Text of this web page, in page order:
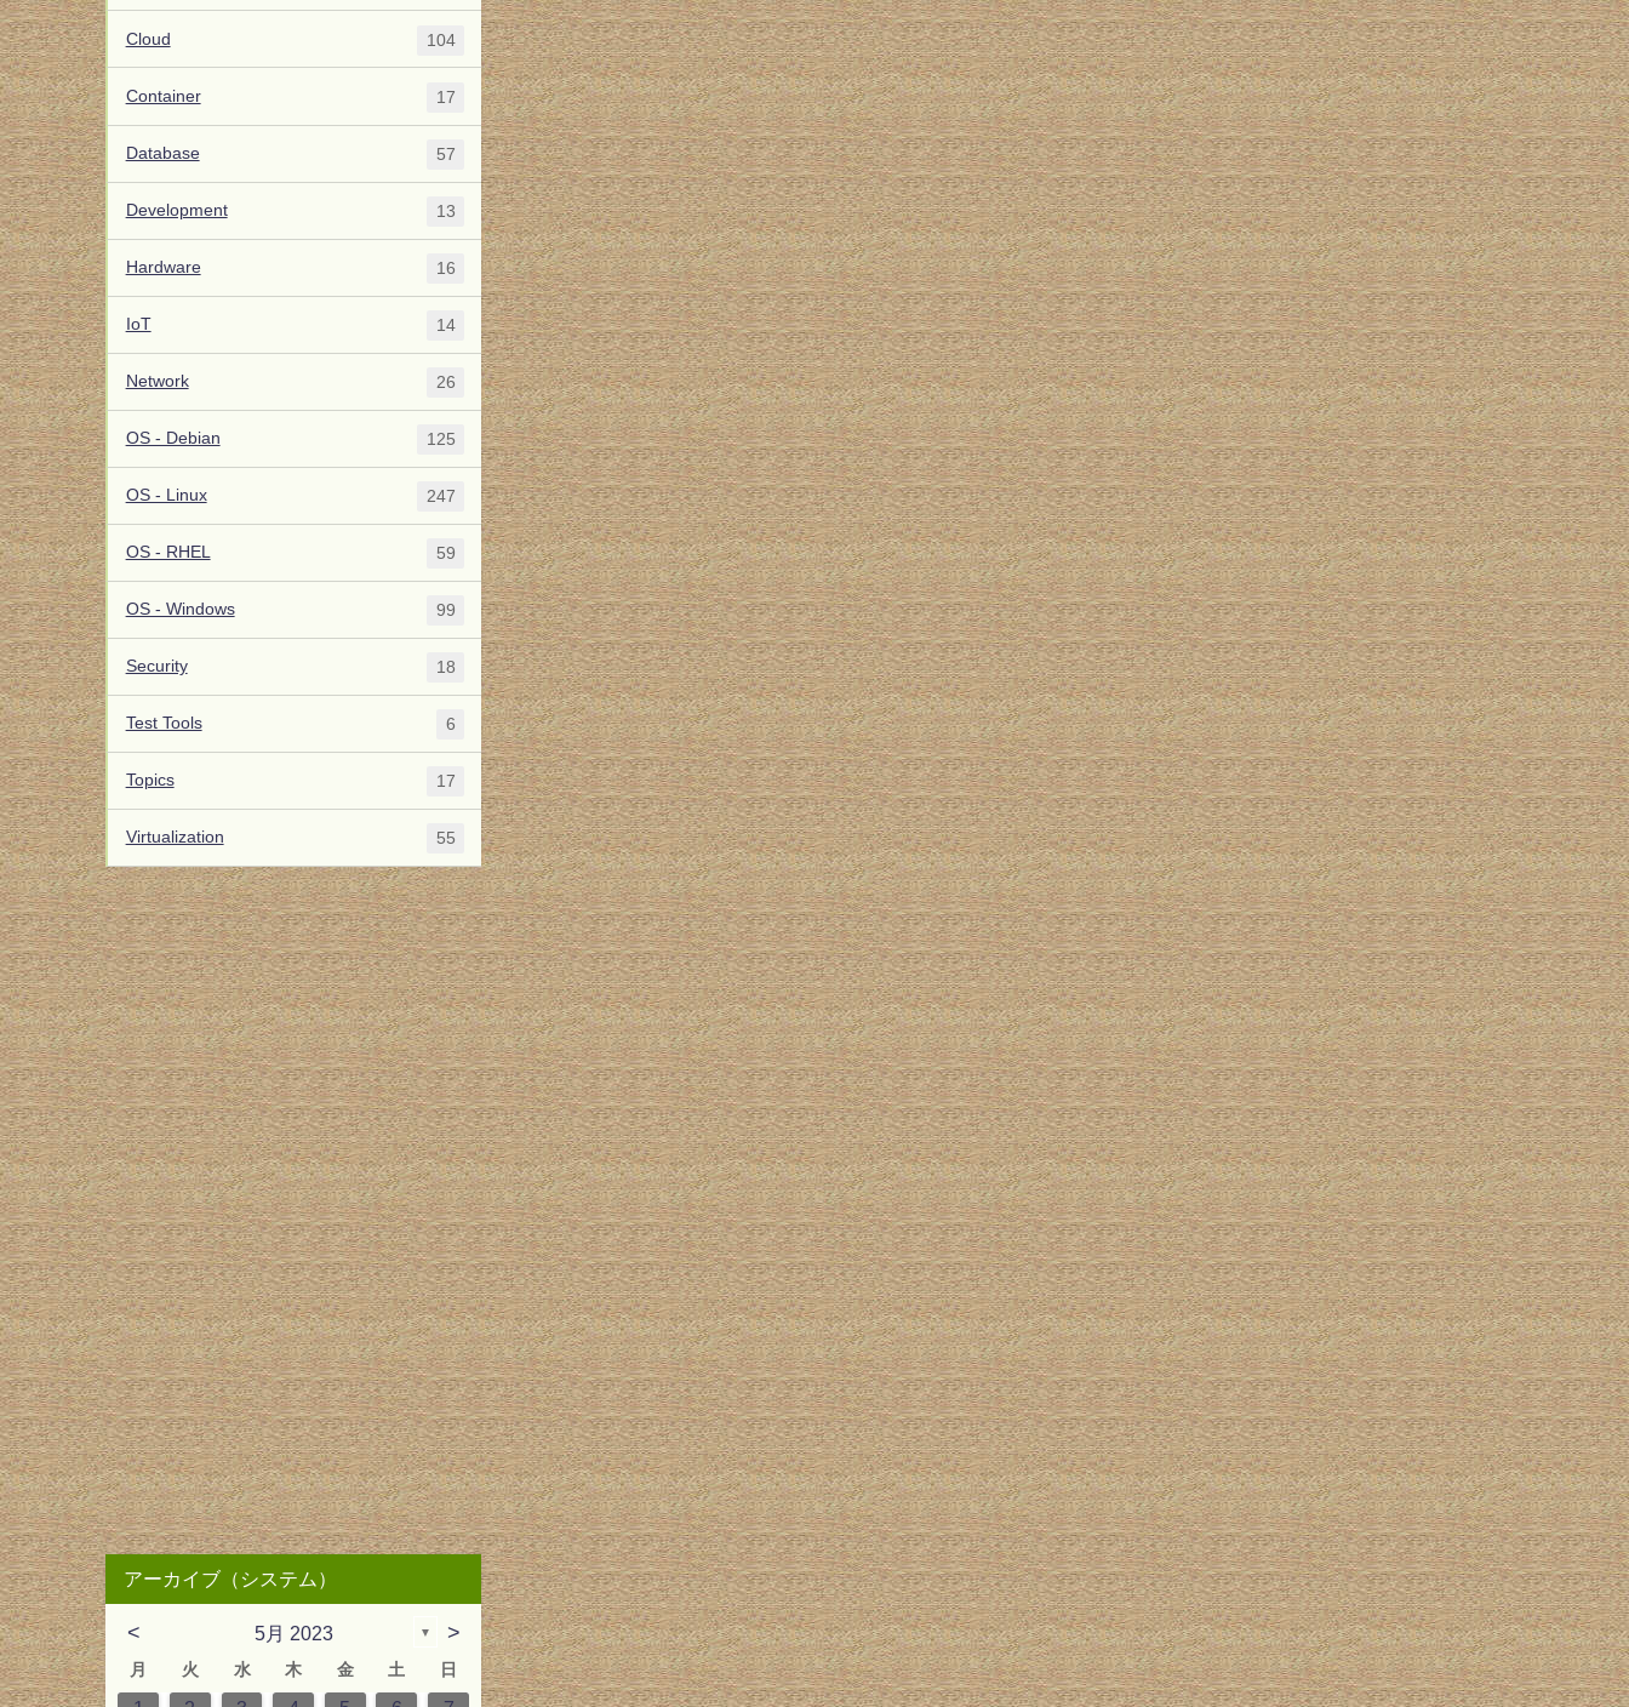
Cloud 104
Container 17
Database 57
Development 13
Hardware 16
IoT 14
Network 26
OS - Debian 125
OS - Linux 247
OS - RHEL 59
OS - Windows 99
Security 18
Test Tools 6
Topics 17
Virtualization 55
アーカイブ（システム）
< 5月 2023 ▼ >
月 火 水 木 金 土 日